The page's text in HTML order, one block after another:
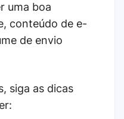
uma boa
conteúdo de e-
de envio
siga as dicas